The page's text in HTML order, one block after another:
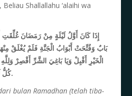
Shallallahu ‘alaihi wa
إِذَا كَانَ أَوَّلُ لَيْلَةٍ مِنْ رَمَضَانَ غُلِّقَتِ
بَابٌ وَفُتِّحَتْ أَبْوَابُ الْجَنَّةِ فَلَمْ يُغْلَقْ
الْخَيْرِ أَقْبِلْ وَيَا بَاغِيَ الشَّرِّ أَقْصِرْ
كُلُّ لَيْلَةٍ حَتَّى يَنْقَضِيَ رَمَضَانُ.
bulan Ramadhan (telah tiba-